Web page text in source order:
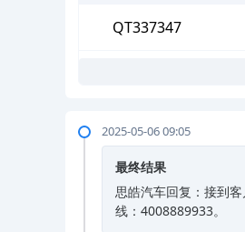
QT337347
2025-05-06 09:05
最终结果
思皓汽车回复：接到
线：4008889933。